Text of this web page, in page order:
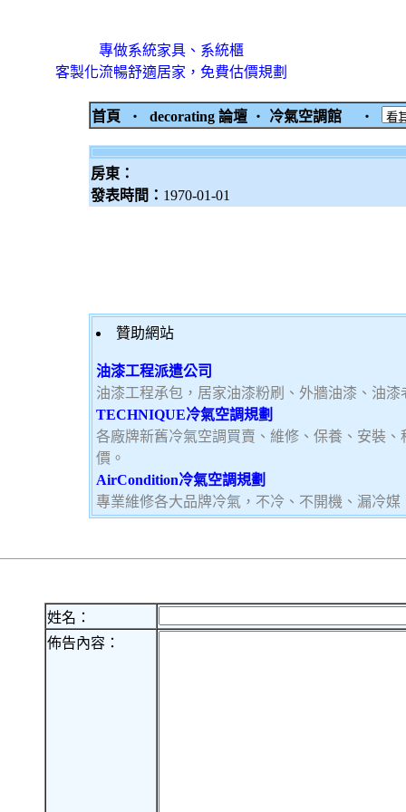
專做系統家具、系統櫃
客製化流暢舒適居家，免費估價規劃
首頁 ‧ decorating 論壇 ‧ 冷氣空調館 ‧
房東：
發表時間： 1970-01-01
贊助網站
油漆工程派遣公司
油漆工程承包，居家油漆粉刷、外牆油漆、油
TECHNIQUE冷氣空調規劃
各廠牌新舊冷氣空調買賣、維修、保養、安裝
價。
AirCondition冷氣空調規劃
專業維修各大品牌冷氣，不冷、不開機、漏冷
姓名：
佈告內容：